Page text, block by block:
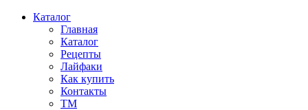
Каталог
Главная
Каталог
Рецепты
Лайфаки
Как купить
Контакты
ТМ